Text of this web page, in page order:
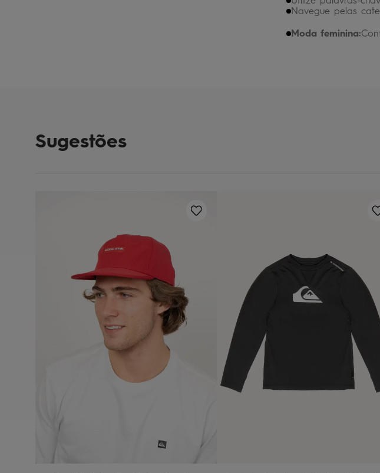
Navegue pelas
Moda feminina:
Sugestões
Adicionar ao carrinho